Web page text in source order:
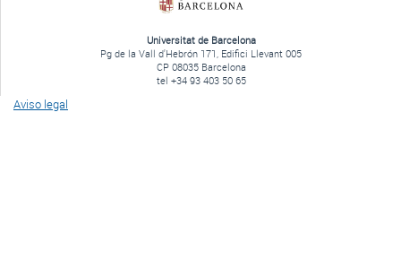
Universitat de Barcelona
Pg de la Vall d'Hebrón 171, Edifici Llevant 005
CP 08035 Barcelona
tel +34 93 403 50 65
Aviso legal